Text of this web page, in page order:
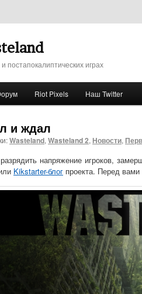
играх
содержимому
содержимому
Riot Pixels Наш Twitter
и ждал
Wasteland, Wasteland 2, Новости,
напряжение игроков,
Kikstarter-блог проекта. Перед